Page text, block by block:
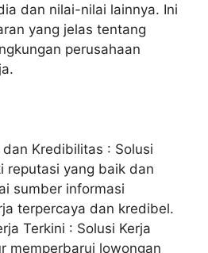
dan nilai-nilai lainnya. Ini
yang jelas tentang
perusahaan
dan Kredibilitas : Solusi
reputasi yang baik dan
sumber informasi
terpercaya dan kredibel.
Terkini : Solusi Kerja
memperbarui lowongan